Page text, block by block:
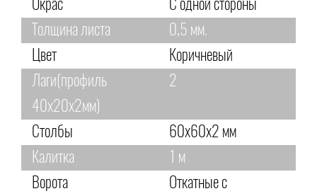
Окрас
С одной стороны
Толщина листа
0,5 мм.
Цвет
Коричневый
Лаги(профиль
40х20х2мм)
2
Столбы
60х60х2 мм
Калитка
1 м
Ворота
Откатные с